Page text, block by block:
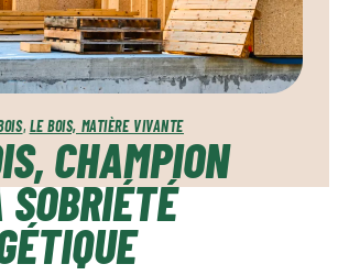
, LE BOIS, MATIÈRE VIVANTE
CHAMPION